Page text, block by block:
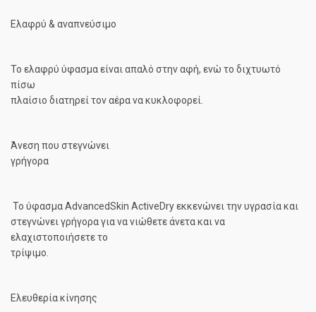
Ελαφρύ & αναπνεύσιμο
Το ελαφρύ ύφασμα είναι απαλό στην αφή, ενώ το διχτυωτό
πίσω
πλαίσιο διατηρεί τον αέρα να κυκλοφορεί.
Άνεση που στεγνώνει
γρήγορα
Το ύφασμα AdvancedSkin ActiveDry εκκενώνει την υγρασία και
στεγνώνει γρήγορα για να νιώθετε άνετα και να
ελαχιστοποιήσετε το
τρίψιμο.
Ελευθερία κίνησης